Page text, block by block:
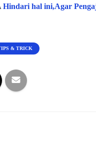
Hindari hal ini,Agar
& TRICK